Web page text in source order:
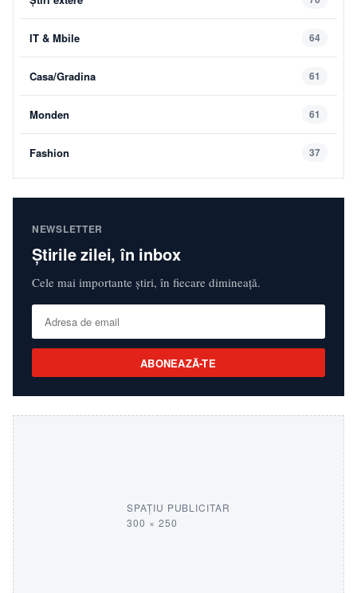
IT & Mbile 64
Casa/Gradina 61
Monden 61
Fashion 37
NEWSLETTER
Știrile zilei, în inbox
Cele mai importante știri, în fiecare dimineață.
ABONEAZĂ-TE
SPAȚIU PUBLICITAR
300 × 250